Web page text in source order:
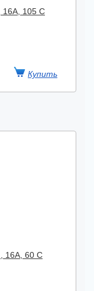
16А, 105 С
, 16А, 60 С